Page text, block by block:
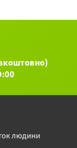
людини